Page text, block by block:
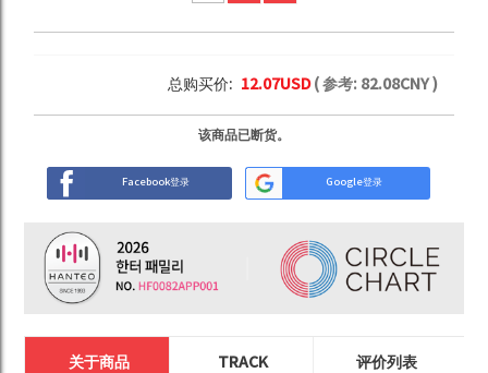
总购买价: 12.07USD( 参考: 82.08CNY )
该商品已断货。
Facebook登录 Google登录
关于商品 TRACK 评价列表